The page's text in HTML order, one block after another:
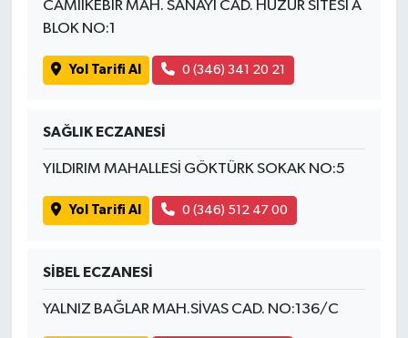
CAMİİKEBİR MAH. SANAYİ CAD. HUZUR SİTESİ A
BLOK NO:1
Yol Tarifi Al 0 (346) 341 20 21
SAĞLIK ECZANESİ
YILDIRIM MAHALLESİ GÖKTÜRK SOKAK NO:5
Yol Tarifi Al 0 (346) 512 47 00
SİBEL ECZANESİ
YALNIZ BAĞLAR MAH.SİVAS CAD. NO:136/C